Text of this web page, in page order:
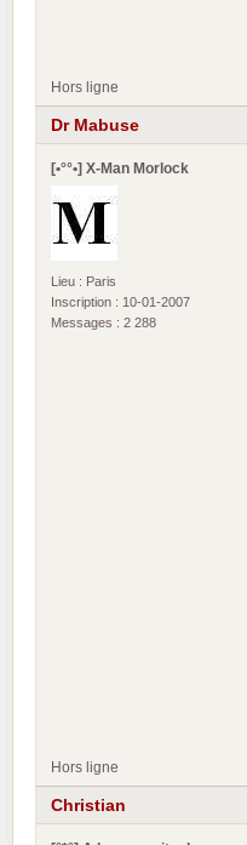
Hors ligne
Dr Mabuse
[•°°•] X-Man Morlock
Lieu : Paris
Inscription : 10-01-2007
Messages : 2 288
Hors ligne
Christian